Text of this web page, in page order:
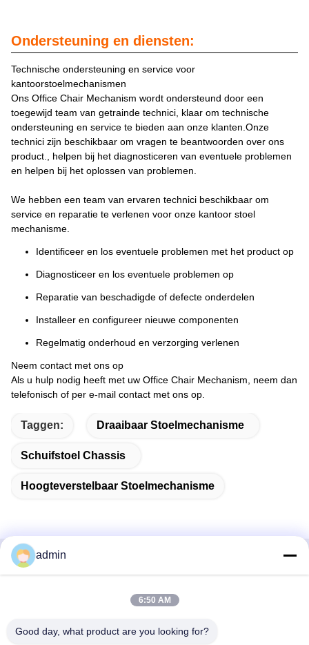
Ondersteuning en diensten:
Technische ondersteuning en service voor
kantoorstoelmechanismen
Ons Office Chair Mechanism wordt ondersteund door een
toegewijd team van getrainde technici, klaar om technische
ondersteuning en service te bieden aan onze klanten.Onze
technici zijn beschikbaar om vragen te beantwoorden over ons
product., helpen bij het diagnosticeren van eventuele problemen
en helpen bij het oplossen van problemen.
We hebben een team van ervaren technici beschikbaar om
service en reparatie te verlenen voor onze kantoor stoel
mechanisme.
Identificeer en los eventuele problemen met het product op
Diagnosticeer en los eventuele problemen op
Reparatie van beschadigde of defecte onderdelen
Installeer en configureer nieuwe componenten
Regelmatig onderhoud en verzorging verlenen
Neem contact met ons op
Als u hulp nodig heeft met uw Office Chair Mechanism, neem dan
telefonisch of per e-mail contact met ons op.
Taggen: Draaibaar Stoelmechanisme
Schuifstoel Chassis
Hoogteverstelbaar Stoelmechanisme
Snel contact
38 Shafu Avenue, Longjiang Town, Shunde District, Foshan
City, provincie Guangdong, China
admin
6:50 AM
Good day, what product are you looking for?